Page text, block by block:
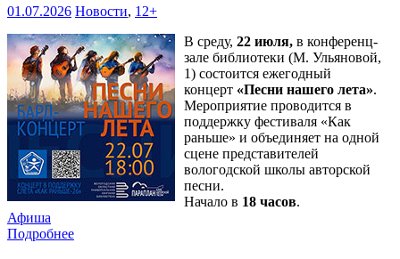
01.07.2026 Новости, 12+
В среду, 22 июля, в конференц-
зале библиотеки (М. Ульяновой,
1) состоится ежегодный
концерт «Песни нашего лета».
Мероприятие проводится в
поддержку фестиваля «Как
раньше» и объединяет на одной
сцене представителей
вологодской школы авторской
песни.
Начало в 18 часов.
Афиша
Подробнее